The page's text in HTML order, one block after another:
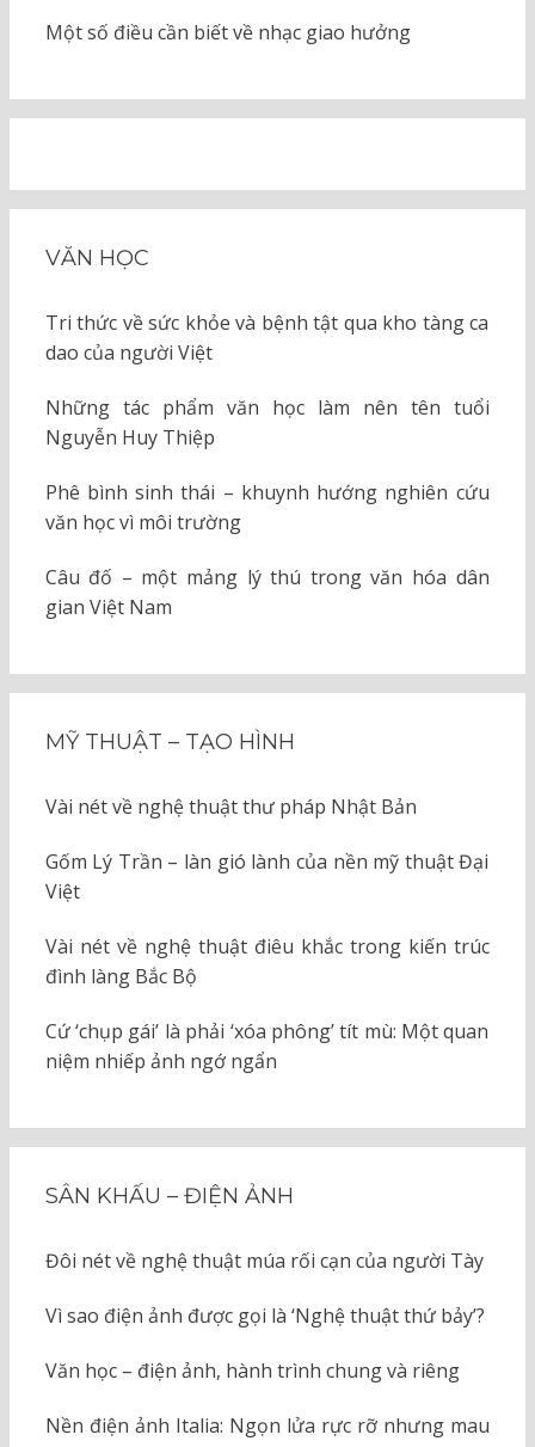
Một số điều cần biết về nhạc giao hưởng
VĂN HỌC
Tri thức về sức khỏe và bệnh tật qua kho tàng ca
dao của người Việt
Những tác phẩm văn học làm nên tên tuổi
Nguyễn Huy Thiệp
Phê bình sinh thái – khuynh hướng nghiên cứu
văn học vì môi trường
Câu đố – một mảng lý thú trong văn hóa dân
gian Việt Nam
MỸ THUẬT – TẠO HÌNH
Vài nét về nghệ thuật thư pháp Nhật Bản
Gốm Lý Trần – làn gió lành của nền mỹ thuật Đại
Việt
Vài nét về nghệ thuật điêu khắc trong kiến trúc
đình làng Bắc Bộ
Cứ ‘chụp gái’ là phải ‘xóa phông’ tít mù: Một quan
niệm nhiếp ảnh ngớ ngẩn
SÂN KHẤU – ĐIỆN ẢNH
Đôi nét về nghệ thuật múa rối cạn của người Tày
Vì sao điện ảnh được gọi là ‘Nghệ thuật thứ bảy’?
Văn học – điện ảnh, hành trình chung và riêng
Nền điện ảnh Italia: Ngọn lửa rực rỡ nhưng mau